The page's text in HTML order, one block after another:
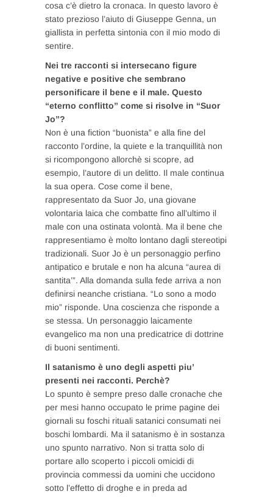
cosa c’è dietro la cronaca. In questo lavoro è
stato prezioso l’aiuto di Giuseppe Genna, un
giallista in perfetta sintonia con il mio modo di
sentire.
Nei tre racconti si intersecano figure
negative e positive che sembrano
personificare il bene e il male. Questo
“eterno conflitto” come si risolve in “Suor
Jo”?
Non è una fiction “buonista” e alla fine del
racconto l’ordine, la quiete e la tranquillità non
si ricompongono allorchè si scopre, ad
esempio, l’autore di un delitto. Il male continua
la sua opera. Cose come il bene,
rappresentato da Suor Jo, una giovane
volontaria laica che combatte fino all’ultimo il
male con una ostinata volontà. Ma il bene che
rappresentiamo è molto lontano dagli stereotipi
tradizionali. Suor Jo è un personaggio perfino
antipatico e brutale e non ha alcuna “aurea di
santita’”. Alla domanda sulla fede arriva a non
definirsi neanche cristiana. “Lo sono a modo
mio” risponde. Una coscienza che risponde a
se stessa. Un personaggio laicamente
evangelico ma non una predicatrice di dottrine
di buoni sentimenti.
Il satanismo è uno degli aspetti piu’
presenti nei racconti. Perchè?
Lo spunto è sempre preso dalle cronache che
per mesi hanno occupato le prime pagine dei
giornali su foschi rituali satanici consumati nei
boschi lombardi. Ma il satanismo è in sostanza
uno spunto narrativo. Non si tratta solo di
portare allo scoperto i piccoli omicidi di
provincia commessi da uomini che uccidono
sotto l’effetto di droghe e in preda ad